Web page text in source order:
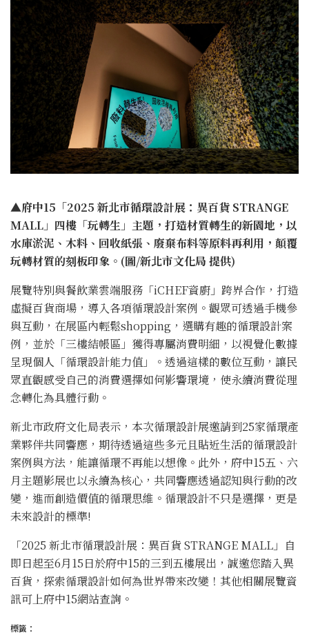
▲府中15「2025 新北市循環設計展：異百貨 STRANGE
MALL」四樓「玩轉生」主題，打造材質轉生的新園地，以
水庫淤泥、木料、回收紙張、廢棄布料等原料再利用，顛覆
玩轉材質的刻板印象。(圖/新北市文化局 提供)
展覽特別與餐飲業雲端服務「iCHEF資廚」跨界合作，打造
虛擬百貨商場，導入各項循環設計案例。觀眾可透過手機參
與互動，在展區內輕鬆shopping，選購有趣的循環設計案
例，並於「三樓結帳區」獲得專屬消費明細，以視覺化數據
呈現個人「循環設計能力值」。透過這樣的數位互動，讓民
眾直觀感受自己的消費選擇如何影響環境，使永續消費從理
念轉化為具體行動。
新北市政府文化局表示，本次循環設計展邀請到25家循環產
業夥伴共同響應，期待透過這些多元且貼近生活的循環設計
案例與方法，能讓循環不再能以想像。此外，府中15五、六
月主題影展也以永續為核心，共同響應透過認知與行動的改
變，進而創造價值的循環思維。循環設計不只是選擇，更是
未來設計的標準!
「2025 新北市循環設計展：異百貨 STRANGE MALL」自
即日起至6月15日於府中15的三到五樓展出，誠邀您踏入異
百貨，探索循環設計如何為世界帶來改變！其他相關展覽資
訊可上府中15網站查詢。
標籤：